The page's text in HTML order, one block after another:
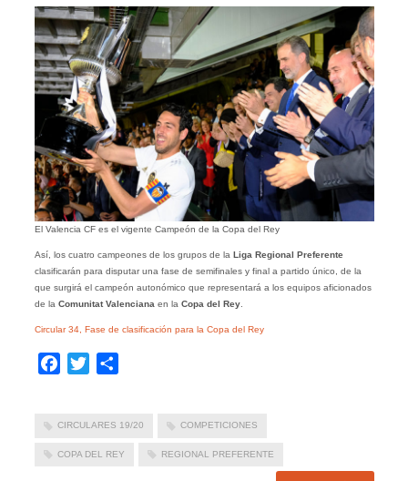
El Valencia CF es el vigente Campeón de la Copa del Rey
Así, los cuatro campeones de los grupos de la Liga Regional Preferente
clasificarán para disputar una fase de semifinales y final a partido único, de la
que surgirá el campeón autonómico que representará a los equipos aficionados
de laComunitat Valenciana en la Copa del Rey.
Circular 34, Fase de clasificación para la Copa del Rey
Facebook
Twitter
CIRCULARES 19/20 COMPETICIONES
COPA DEL REY REGIONAL PREFERENTE